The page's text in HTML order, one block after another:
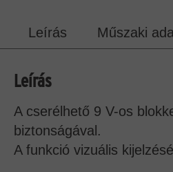
Leírás Műszaki
Leírás
A cserélhető 9 V-os
biztonságával.
A funkció vizuális